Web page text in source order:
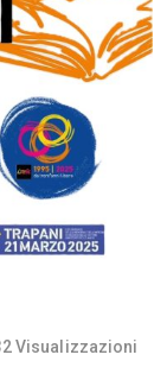
Visualizzazioni